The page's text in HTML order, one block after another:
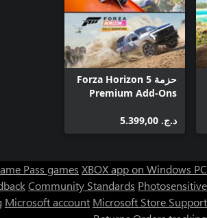
حزمة Forza Horizon 5
Premium Add-Ons
د.ج.‏ 5.399,00
Pass games XBOX app on Windows PC
Community Standards Photosensitive
Microsoft account Microsoft Store Support